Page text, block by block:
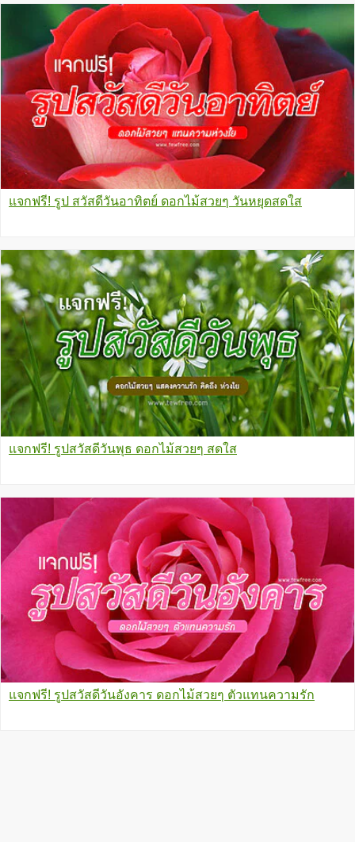
แจกฟรี! รูป สวัสดีวันอาทิตย์ ดอกไม้สวยๆ วันหยุดสดใส
แจกฟรี! รูปสวัสดีวันพุธ ดอกไม้สวยๆ สดใส
แจกฟรี! รูปสวัสดีวันอังคาร ดอกไม้สวยๆ ตัวแทนความรัก